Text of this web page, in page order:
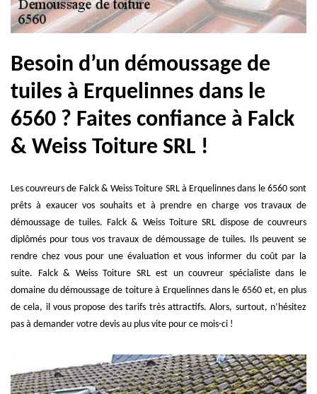
Besoin d’un démoussage de
tuiles à Erquelinnes dans le
6560 ? Faites confiance à Falck
& Weiss Toiture SRL !
Les couvreurs de Falck & Weiss Toiture SRL à Erquelinnes dans le 6560 sont
prêts à exaucer vos souhaits et à prendre en charge vos travaux de
démoussage de tuiles. Falck & Weiss Toiture SRL dispose de couvreurs
diplômés pour tous vos travaux de démoussage de tuiles. Ils peuvent se
rendre chez vous pour une évaluation et vous informer du coût par la
suite. Falck & Weiss Toiture SRL est un couvreur spécialiste dans le
domaine du démoussage de toiture à Erquelinnes dans le 6560 et, en plus
de cela, il vous propose des tarifs très attractifs. Alors, surtout, n’hésitez
pas à demander votre devis au plus vite pour ce mois-ci !